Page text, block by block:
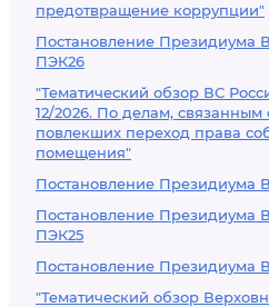
предотвращение коррупции"
Постановление Президиума
ПЭК26
"Тематический обзор ВС
12/2026. По делам,
повлекших переход права
помещения"
Постановление Президиума
Постановление Президиума
ПЭК25
Постановление Президиума
"Тематический обзор